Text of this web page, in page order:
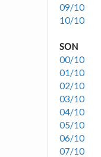
09/10
10/10
SON
00/10
01/10
02/10
03/10
04/10
05/10
06/10
07/10